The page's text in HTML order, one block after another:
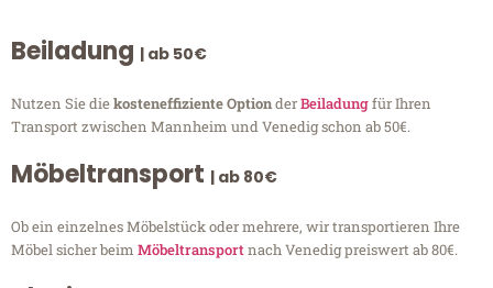
Beiladung | ab 50€
Nutzen Sie diekosteneffiziente OptionderBeiladungfür Ihren
Transport zwischen Mannheim und Venedig schon ab 50€.
Möbeltransport | ab 80€
Ob ein einzelnes Möbelstück oder mehrere, wir transportieren Ihre
Möbel sicher beim Möbeltransportnach Venedig preiswert ab 80€.